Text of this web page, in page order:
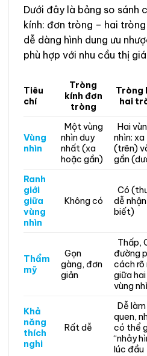
Dưới đây là bảng so sánh
kính: đơn tròng – hai
dễ dàng hình dung ưu
phù hợp với nhu cầu thị
Tiêu
chí
Tròng
kính đơn
tròng
Tròng
hai
Vùng
nhìn
Một vùng
nhìn duy
nhất (xa
hoặc gần)
Hai
nhìn: xa
(trên)
gần
Ranh
giới
giữa
vùng
nhìn
Không có
Có
dễ nhận
biết)
Thẩm
mỹ
Gọn
gàng, đơn
giản
Thấp,
đường
cách
giữa hai
vùng
Khả
năng
thích
nghi
Rất dễ
Dễ làm
quen,
có thể
“nhảy
lúc đầu